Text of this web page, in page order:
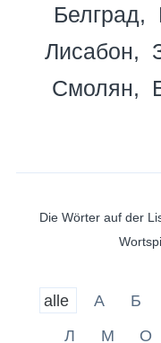
Белград
Лисабон
Смолян
Die Wörter auf der
alle А Б
Л
М О